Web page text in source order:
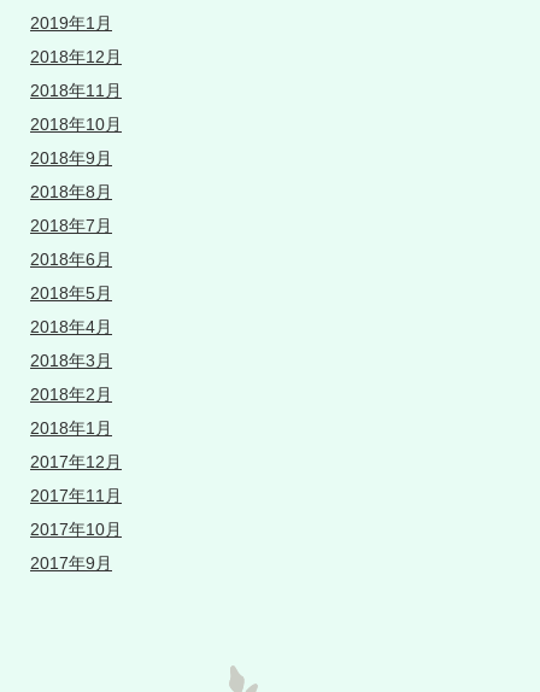
2019年1月
2018年12月
2018年11月
2018年10月
2018年9月
2018年8月
2018年7月
2018年6月
2018年5月
2018年4月
2018年3月
2018年2月
2018年1月
2017年12月
2017年11月
2017年10月
2017年9月